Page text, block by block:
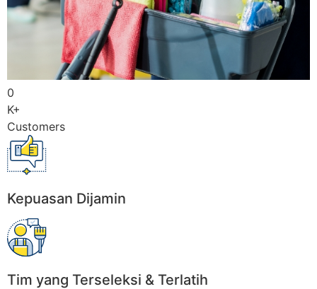
0
K+
Customers
Kepuasan Dijamin
Tim yang Terseleksi & Terlatih